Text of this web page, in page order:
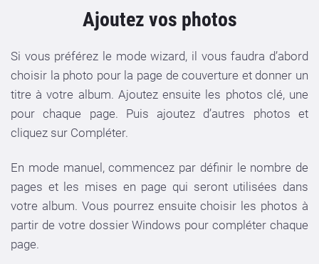
Ajoutez vos photos
Si vous préférez le mode wizard, il vous faudra d’abord
choisir la photo pour la page de couverture et donner un
titre à votre album. Ajoutez ensuite les photos clé, une
pour chaque page. Puis ajoutez d’autres photos et
cliquez sur Compléter.
En mode manuel, commencez par définir le nombre de
pages et les mises en page qui seront utilisées dans
votre album. Vous pourrez ensuite choisir les photos à
partir de votre dossier Windows pour compléter chaque
page.